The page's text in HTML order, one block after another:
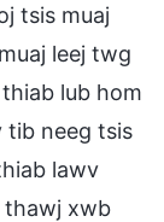
tsis muaj
leej twg
lub hom
tib neeg tsis
lawv
thawj xwb